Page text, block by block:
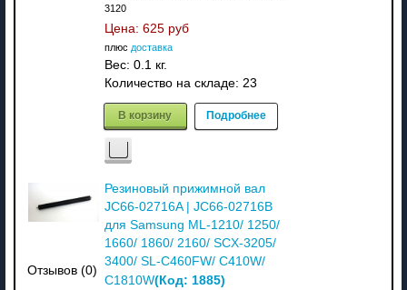
3120
Цена: 625 руб
плюс доставка
Вес: 0.1 кг.
Количество на складе: 23
В корзину Подробнее
Отзывов (0)
Резиновый прижимной вал
JC66-02716A | JC66-02716B
для Samsung ML-1210/ 1250/
1660/ 1860/ 2160/ SCX-3205/
3400/ SL-C460FW/ C410W/
C1810W(Код: 1885)